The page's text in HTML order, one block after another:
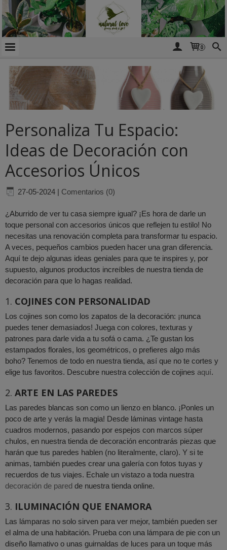
0
Personaliza Tu Espacio:
Ideas de Decoración con
Accesorios Únicos
27-05-2024 | Comentarios (0)
¿Aburrido de ver tu casa siempre igual? ¡Es hora de darle un
toque personal con accesorios únicos que reflejen tu estilo! No
necesitas una renovación completa para transformar tu espacio.
A veces, pequeños cambios pueden hacer una gran diferencia.
Aquí te dejo algunas ideas geniales para que te inspires y, por
supuesto, algunos productos increíbles de nuestra tienda de
decoración para que lo hagas realidad.
1. COJINES CON PERSONALIDAD
Los cojines son como los zapatos de la decoración: ¡nunca
puedes tener demasiados! Juega con colores, texturas y
patrones para darle vida a tu sofá o cama. ¿Te gustan los
estampados florales, los geométricos, o prefieres algo más
boho? Tenemos de todo en nuestra tienda, así que no te cortes y
elige tus favoritos. Descubre nuestra colección de cojines aquí.
2. ARTE EN LAS PAREDES
Las paredes blancas son como un lienzo en blanco. ¡Ponles un
poco de arte y verás la magia! Desde láminas vintage hasta
cuadros modernos, pasando por espejos con marcos súper
chulos, en nuestra tienda de decoración encontrarás piezas que
harán que tus paredes hablen (no literalmente, claro). Y si te
animas, también puedes crear una galería con fotos tuyas y
recuerdos de tus viajes. Echale un vistazo a toda nuestra
decoración de pared de nuestra tienda online.
3. ILUMINACIÓN QUE ENAMORA
Las lámparas no solo sirven para ver mejor, también pueden ser
el alma de una habitación. Prueba con una lámpara de pie con un
diseño llamativo o unas guirnaldas de luces para un toque más